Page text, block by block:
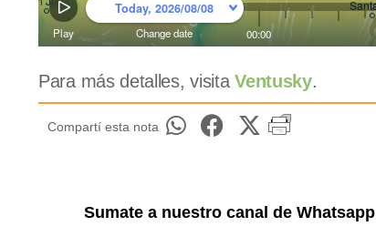
Para más detalles, visitaVentusky.
Compartí esta nota
Sumate a nuestro canal de Whatsapp